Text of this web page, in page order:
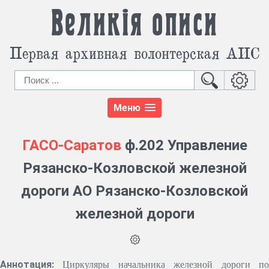
Великія описи
Первая архивная волонтерская АИС
Меню
ГАСО-Саратовф.202 Управление
Рязанско-Козловcкой железной
дороги АО Рязанско-Козловской
железной дороги
Аннотация:
Циркуляры начальника железной дороги по